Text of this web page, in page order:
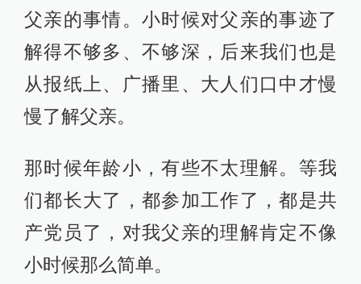
父亲的事情。小时候对父亲的事迹了
解得不够多、不够深，后来我们也是
从报纸上、广播里、大人们口中才慢
慢了解父亲。
那时候年龄小，有些不太理解。等我
们都长大了，都参加工作了，都是共
产党员了，对我父亲的理解肯定不像
小时候那么简单。